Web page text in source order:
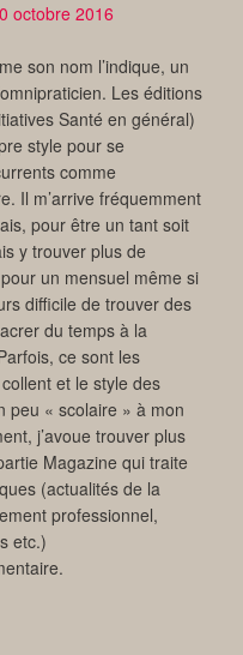
octobre 2016
son nom l’indique, un
Les éditions
Santé en général)
style pour se
comme
Il m’arrive fréquemment
pour être un tant soit
y trouver plus de
un mensuel même si
difficile de trouver des
du temps à la
ce sont les
et le style des
peu « scolaire » à mon
j’avoue trouver plus
Magazine qui traite
(actualités de la
professionnel,
etc.)